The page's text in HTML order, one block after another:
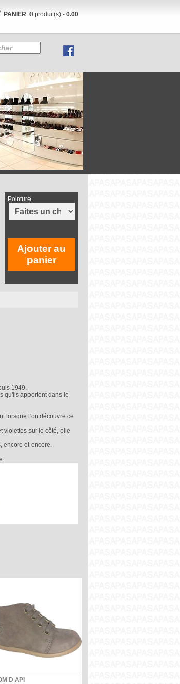
PANIER 0 produit(s) -0.00
Pointure
Ajouter au
panier
1949.
qu'ils apportent dans le
lorsque l'on découvre ce
violettes sur le côté, elle
encore et encore.
D API